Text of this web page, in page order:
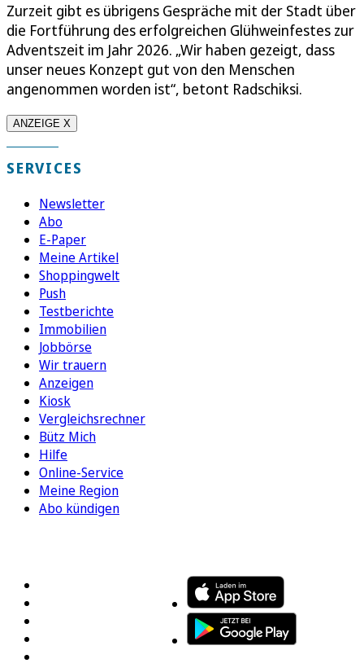
Zurzeit gibt es übrigens Gespräche mit der Stadt über
die Fortführung des erfolgreichen Glühweinfestes zur
Adventszeit im Jahr 2026. „Wir haben gezeigt, dass
unser neues Konzept gut von den Menschen
angenommen worden ist“, betont Radschiksi.
ANZEIGE X
SERVICES
Newsletter
Abo
E-Paper
Meine Artikel
Shoppingwelt
Push
Testberichte
Immobilien
Jobbörse
Wir trauern
Anzeigen
Kiosk
Vergleichsrechner
Bütz Mich
Hilfe
Online-Service
Meine Region
Abo kündigen